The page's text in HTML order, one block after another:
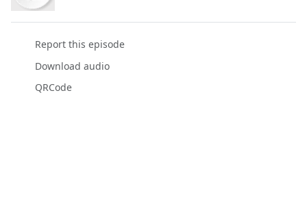
Report this episode
Download audio
QRCode